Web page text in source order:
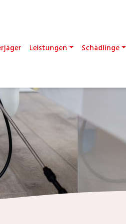
Leistungen Schädlinge